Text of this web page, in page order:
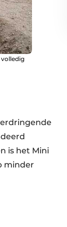
volledig
is het Mini
minder